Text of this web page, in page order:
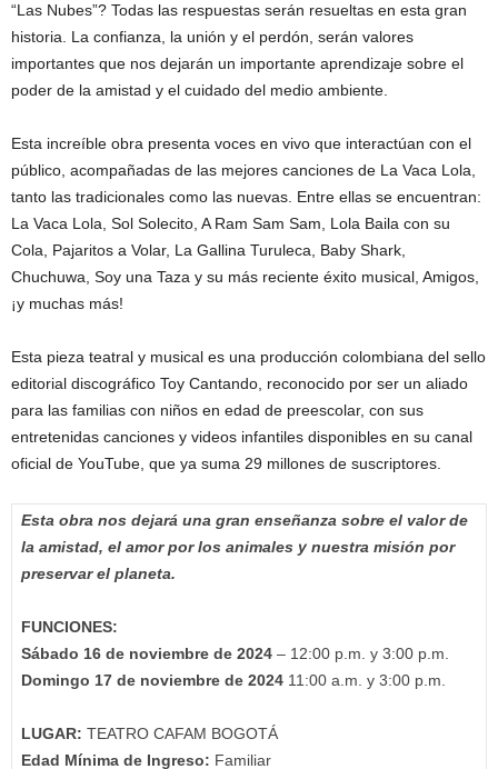
“Las Nubes”? Todas las respuestas serán resueltas en esta gran
historia. La confianza, la unión y el perdón, serán valores
importantes que nos dejarán un importante aprendizaje sobre el
poder de la amistad y el cuidado del medio ambiente.
Esta increíble obra presenta voces en vivo que interactúan con el
público, acompañadas de las mejores canciones de La Vaca Lola,
tanto las tradicionales como las nuevas. Entre ellas se encuentran:
La Vaca Lola, Sol Solecito, A Ram Sam Sam, Lola Baila con su
Cola, Pajaritos a Volar, La Gallina Turuleca, Baby Shark,
Chuchuwa, Soy una Taza y su más reciente éxito musical, Amigos,
¡y muchas más!
Esta pieza teatral y musical es una producción colombiana del sello
editorial discográfico Toy Cantando, reconocido por ser un aliado
para las familias con niños en edad de preescolar, con sus
entretenidas canciones y videos infantiles disponibles en su canal
oficial de YouTube, que ya suma 29 millones de suscriptores.
Esta obra nos dejará una gran enseñanza sobre el valor de
la amistad, el amor por los animales y nuestra misión por
preservar el planeta.
FUNCIONES:
Sábado 16 de noviembre de 2024 – 12:00 p.m. y 3:00 p.m.
Domingo 17 de noviembre de 2024 11:00 a.m. y 3:00 p.m.
LUGAR: TEATRO CAFAM BOGOTÁ
Edad Mínima de Ingreso: Familiar